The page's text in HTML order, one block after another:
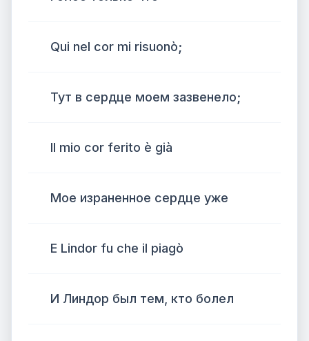
Qui nel cor mi risuonò;
Тут в сердце моем зазвенело;
Il mio cor ferito è già
Мое израненное сердце уже
E Lindor fu che il piagò
И Линдор был тем, кто болел